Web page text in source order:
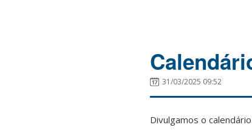
31/03/2025 09:52
Divulgamos o